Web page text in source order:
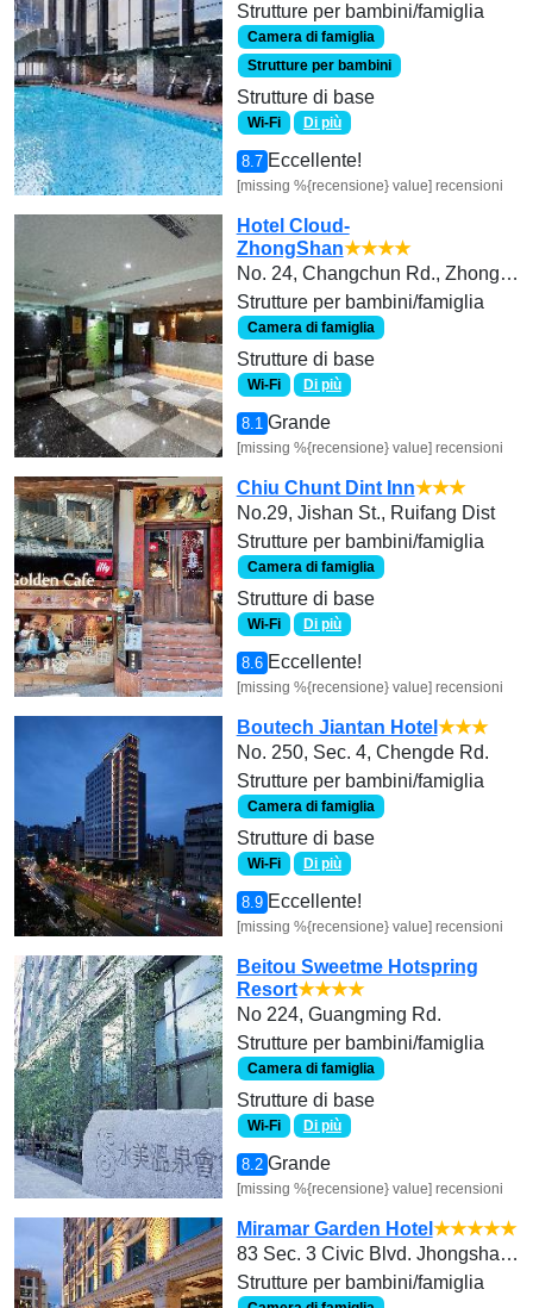
Strutture per bambini/famiglia
Camera di famiglia
Strutture per bambini
Strutture di base
Wi-Fi Di più
8.7 Eccellente!
[missing %{recensione} value] recensioni
Hotel Cloud-
ZhongShan★★★★
No. 24, Changchun Rd., Zhongshan Dist., Taipei City 104010, Taiwan
Strutture per bambini/famiglia
Camera di famiglia
Strutture di base
Wi-Fi Di più
8.1 Grande
[missing %{recensione} value] recensioni
Chiu Chunt Dint Inn★★★
No.29, Jishan St., Ruifang Dist
Strutture per bambini/famiglia
Camera di famiglia
Strutture di base
Wi-Fi Di più
8.6 Eccellente!
[missing %{recensione} value] recensioni
Boutech Jiantan Hotel ★★★
No. 250, Sec. 4, Chengde Rd.
Strutture per bambini/famiglia
Camera di famiglia
Strutture di base
Wi-Fi Di più
8.9 Eccellente!
[missing %{recensione} value] recensioni
Beitou Sweetme Hotspring
Resort★★★★
No 224, Guangming Rd.
Strutture per bambini/famiglia
Camera di famiglia
Strutture di base
Wi-Fi Di più
8.2 Grande
[missing %{recensione} value] recensioni
Miramar Garden Hotel ★★★★★
83 Sec. 3 Civic Blvd. Jhongshan Distric
Strutture per bambini/famiglia